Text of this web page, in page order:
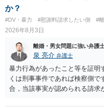
か？
#DV・暴力 #慰謝料請求したい側 #
2026年8月3日
離婚・男女問題に強い弁護
泉 亮介 弁護士
暴力行為があったこと等を証明
くは刑事事件であれば検察側
合，当該事実が認められる請求